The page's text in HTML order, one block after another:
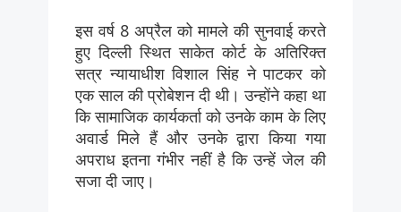
इस वर्ष 8 अप्रैल को मामले की सुनवाई करते
हुए दिल्ली स्थित साकेत कोर्ट के अतिरिक्त
सत्र न्यायाधीश विशाल सिंह ने पाटकर को
एक साल की प्रोबेशन दी थी। उन्होंने कहा था
कि सामाजिक कार्यकर्ता को उनके काम के लिए
अवार्ड मिले हैं और उनके द्वारा किया गया
अपराध इतना गंभीर नहीं है कि उन्हें जेल की
सजा दी जाए।